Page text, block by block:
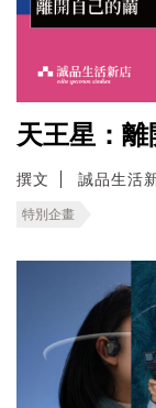
天王星：
撰文 誠品生活
特別企畫